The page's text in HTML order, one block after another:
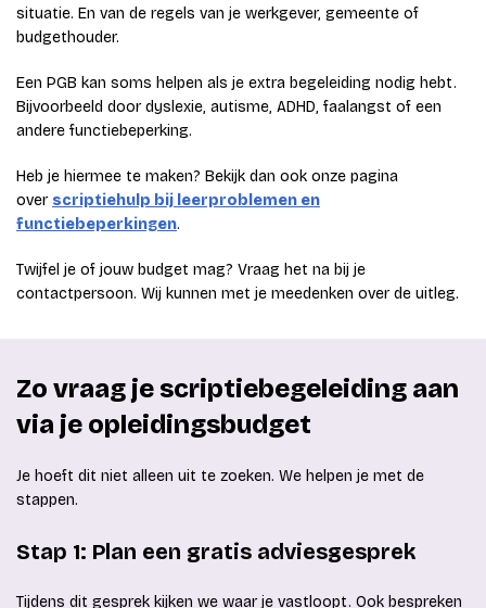
situatie. En van de regels van je werkgever, gemeente of
budgethouder.
Een PGB kan soms helpen als je extra begeleiding nodig hebt.
Bijvoorbeeld door dyslexie, autisme, ADHD, faalangst of een
andere functiebeperking.
Heb je hiermee te maken? Bekijk dan ook onze pagina
over scriptiehulp bij leerproblemen en
functiebeperkingen.
Twijfel je of jouw budget mag? Vraag het na bij je
contactpersoon. Wij kunnen met je meedenken over de uitleg.
Zo vraag je scriptiebegeleiding aan
via je opleidingsbudget
Je hoeft dit niet alleen uit te zoeken. We helpen je met de
stappen.
Stap 1: Plan een gratis adviesgesprek
Tijdens dit gesprek kijken we waar je vastloopt. Ook bespreken